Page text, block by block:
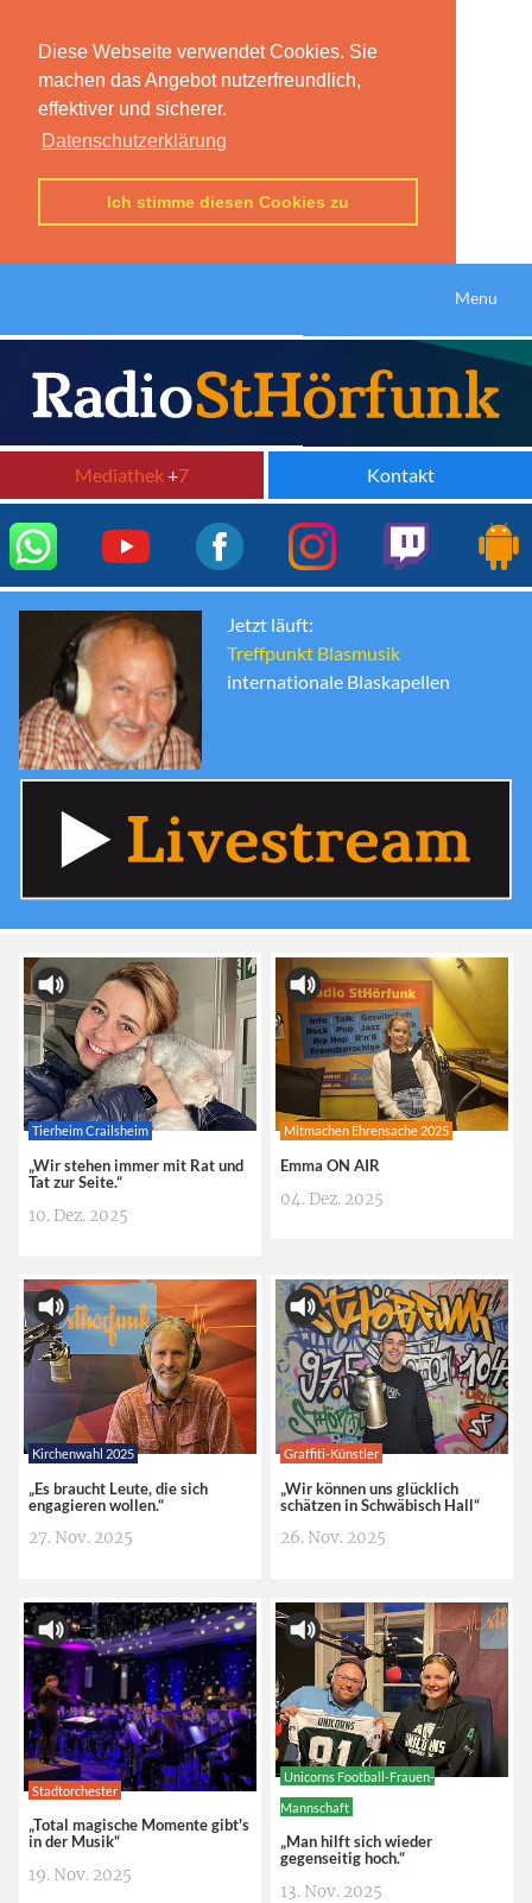
Diese Webseite verwendet Cookies. Sie
machen das Angebot nutzerfreundlich,
effektiver und sicherer.
Datenschutzerklärung
Ich stimme diesen Cookies zu
Menu
Mediathek+7 Kontakt
Jetzt läuft:
Treffpunkt Blasmusik
internationale Blaskapellen
Tierheim Crailsheim
„Wir stehen immer mit Rat und
Tat zur Seite.“
10. Dez. 2025
Mitmachen Ehrensache 2025
Emma ON AIR
04. Dez. 2025
Kirchenwahl 2025
„Es braucht Leute, die sich
engagieren wollen.“
27. Nov. 2025
Graffiti-Künstler
„Wir können uns glücklich
schätzen in Schwäbisch Hall“
26. Nov. 2025
Stadtorchester
„Total magische Momente gibt's
in der Musik“
19. Nov. 2025
Unicorns Football-Frauen-
Mannschaft
„Man hilft sich wieder
gegenseitig hoch.“
13. Nov. 2025